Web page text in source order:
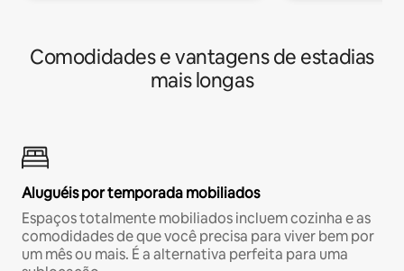
Comodidades e vantagens de estadias
mais longas
Aluguéis por temporada mobiliados
Espaços totalmente mobiliados incluem cozinha e as
comodidades de que você precisa para viver bem por
um mês ou mais. É a alternativa perfeita para uma